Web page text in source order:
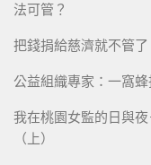
法可管？
把錢捐給慈濟就不管
公益組織專家：一窩
我在桃園女監的日與
（上）